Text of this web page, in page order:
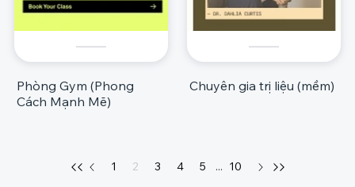
Phòng Gym (Phong
Cách Mạnh Mẽ)
Chuyên gia trị liệu (mềm)
1 2 3 4 5 ... 10